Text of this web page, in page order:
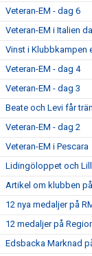
Veteran-EM - dag 6
Veteran-EM i Italien
Vinst i Klubbkampen
Veteran-EM - dag 4
Veteran-EM - dag 3
Beate och Levi får
Veteran-EM - dag 2
Veteran-EM i Pescara
Lidingöloppet och
Artikel om klubben
12 nya medaljer på
12 medaljer på
Edsbacka Marknad